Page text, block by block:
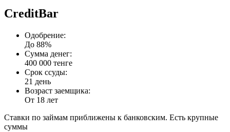
CreditBar
Одобрение:
До 88%
Сумма денег:
400 000 тенге
Срок ссуды:
21 день
Возраст заемщика:
От 18 лет
Ставки по займам приближены к банковским. Есть крупные
суммы